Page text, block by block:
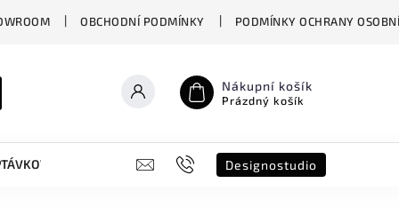
OBCHODNÍ PODMÍNKY PODMÍNKY OCHRANY
Nákupní košík
Prázdný košík
FORMULÁŘ B2B SHOWROOM
Designostudio